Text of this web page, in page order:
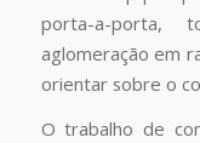
porta-a-porta,
aglomeração em
orientar sobre o
O trabalho de